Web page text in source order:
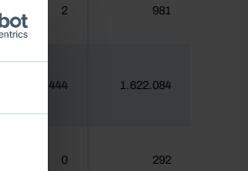
2 981
1.444 1.622.084
0 292